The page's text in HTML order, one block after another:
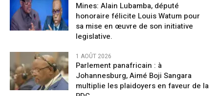
Mines: Alain Lubamba, député
honoraire félicite Louis Watum pour
sa mise en œuvre de son initiative
legislative.
1 AOÛT 2026
Parlement panafricain : à
Johannesburg, Aimé Boji Sangara
multiplie les plaidoyers en faveur de la